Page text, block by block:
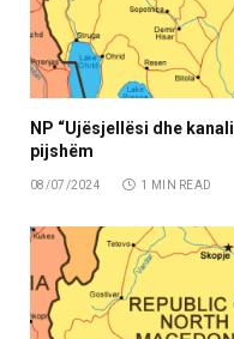
NP “Ujësjellësi dhe
pijshëm
08/07/2024 1 MIN READ